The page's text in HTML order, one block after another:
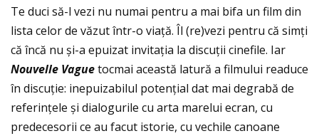
Te duci să-l vezi nu numai pentru a mai bifa un film din
lista celor de văzut într-o viaţă. Îl (re)vezi pentru că simţi
că încă nu și-a epuizat invitaţia la discuţii cinefile. Iar
Nouvelle Vaguetocmai această latură a filmului readuce
în discuţie: inepuizabilul potenţial dat mai degrabă de
referinţele și dialogurile cu arta marelui ecran, cu
predecesorii ce au facut istorie, cu vechile canoane